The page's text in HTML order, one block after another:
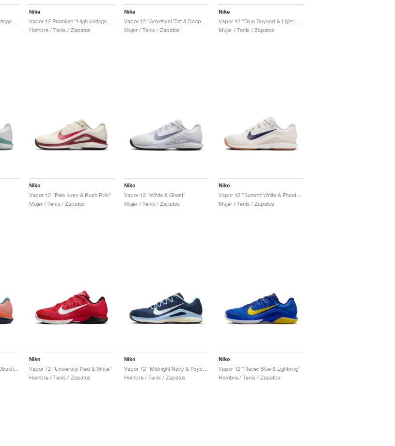
Nike
Hombre / Tenis / Zapatos
Nike
Mujer / Tenis / Zapatos
Nike
Mujer / Tenis / Zapatos
Nike
Vapor 12 "Pale Ivory & Rush Pink"
Mujer / Tenis / Zapatos
Nike
Vapor 12 "White & Ghost"
Mujer / Tenis / Zapatos
Nike
Mujer / Tenis / Zapatos
Nike
Vapor 12 "University Red & White"
Hombre / Tenis / Zapatos
Nike
Vapor 12 "Midnight Navy & Psychic Blue"
Hombre / Tenis / Zapatos
Nike
Vapor 12 "Racer Blue & Lightning"
Hombre / Tenis / Zapatos